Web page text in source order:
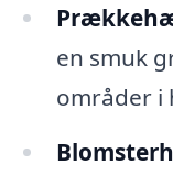
en smuk
områder i